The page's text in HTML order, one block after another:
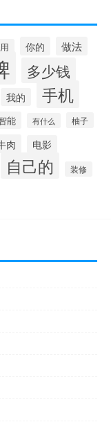
你的 做法
多少钱
我的 手机
能 有什么 柚子
肉 电影
自己的 装修